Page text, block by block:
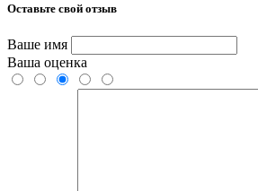
Оставьте свой отзыв
Ваше имя
Ваша оценка